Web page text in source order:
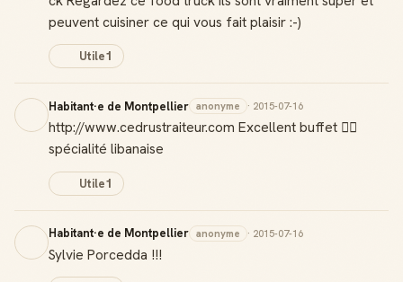
peuvent cuisiner ce qui vous fait plaisir :-)
Utile1
Habitant·e de Montpellier anonyme · 2015-07-16
http://www.cedrustraiteur.com Excellent buffet 👍🏼
spécialité libanaise
Utile1
Habitant·e de Montpellier anonyme · 2015-07-16
Sylvie Porcedda !!!